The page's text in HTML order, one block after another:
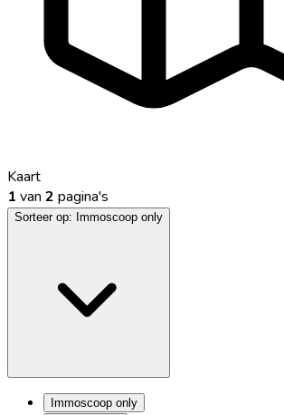
Kaart
1 van 2 pagina's
Sorteer op: Immoscoop only
Immoscoop only